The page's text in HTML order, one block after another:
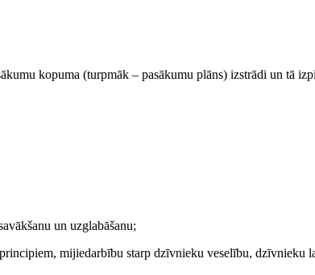
kopuma (turpmāk – pasākumu plāns) izstrādi un tā
un uzglabāšanu;
mijiedarbību starp dzīvnieku veselību, dzīvnieku